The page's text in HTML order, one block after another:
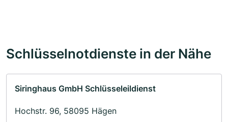
Schlüsselnotdienste in der Nähe
Siringhaus GmbH Schlüsseleildienst
Hochstr. 96, 58095 Hägen